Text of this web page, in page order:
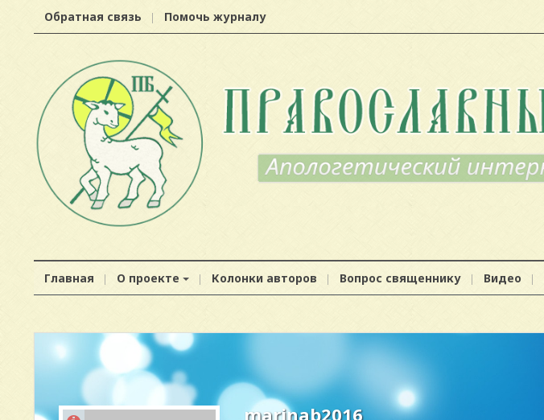
Обратная связь Помочь журналу
Главная О проекте Колонки авторов Вопрос священнику Видео
marinab2016